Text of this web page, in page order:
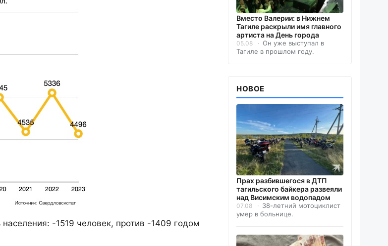
-1519 человек, против -1409 годом
Вместо Валерии: в Нижнем
Тагиле раскрыли имя главного
артиста на День города
05.08
Он уже выступал в
Тагиле в прошлом году.
НОВОЕ
Прах разбившегося в ДТП
тагильского байкера развеяли
над Висимским водопадом
07.08
38-летний мотоциклист
умер в больнице.